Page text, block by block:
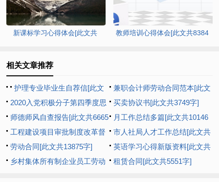
新课标学习心得体会[此文共
教师培训心得体会[此文共8384
相关文章推荐
护理专业毕业生自荐信[此文
共2402字]
兼职会计师劳动合同范本[此文
共1073字]
2020入党积极分子第四季度思
想汇报多篇新版【多篇】[此文
共8193字]
买卖协议书[此文共3749字]
师德师风自查报告[此文共6665
字]
月工作总结多篇[此文共10146
字]
工程建设项目审批制度改革督
查工作汇报[此文共1044字]
市人社局人才工作总结[此文共
992字]
劳动合同[此文共13875字]
英语学习心得新版资料[此文共
6927字]
乡村集体所有制企业员工劳动
租赁合同[此文共5551字]